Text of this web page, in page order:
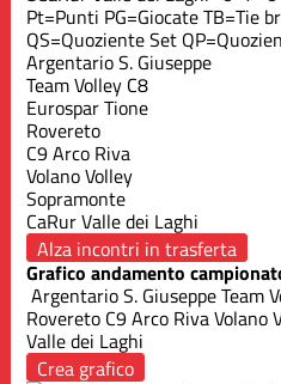
Pt=Punti PG=GiocateTB=Tie
QS=Quoziente Set
Argentario S. Giuseppe
Team Volley C8
Eurospar Tione
Rovereto
C9 Arco Riva
Volano Volley
Sopramonte
CaRur Valle dei Laghi
Alza incontri in trasferta
Grafico andamento
Argentario S. GiuseppeTeam
Rovereto C9 Arco RivaVolano
Valle dei Laghi
Crea grafico